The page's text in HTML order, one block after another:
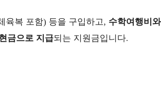
육복 포함) 등을 구입하고, 수학여행비와
금으로 지급되는 지원금입니다.